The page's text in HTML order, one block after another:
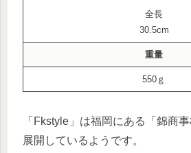
全長
30.5cm
重量
550ｇ
「Fkstyle」は福岡にある「錦商
展開しているようです。